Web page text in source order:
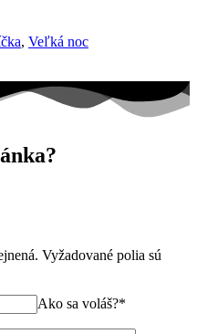
, Veľká noc
Vyžadované polia sú
Ako sa voláš?*